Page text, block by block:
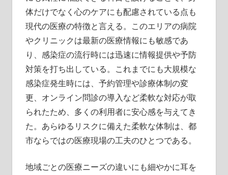
体だけでなく心のケアにも配慮されている点も
現代の医療の特徴と言える。このエリアの病院
やクリニックは最新の医療情報にも敏感であ
り、感染症の流行時には迅速に情報提供や予防
対策を打ち出している。これまでにも大規模な
感染症発生時には、予約管理や診療体制の変
更、オンライン問診の導入など柔軟な対応が取
られたため、多くの利用者に安心感を与えてき
た。あらゆるリスクに備えた柔軟な体制は、都
市ならではの医療現場の工夫のひとつである。
地域ごとの医療ニーズの違いにも細やかに耳を